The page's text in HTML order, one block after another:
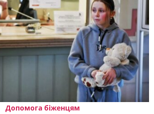
Допомога біженцям